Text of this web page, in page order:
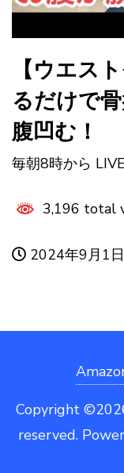
【ウエス
るだけで
腹凹む！
毎朝8時から
3,196 total
2024年9月1日
Copyright
reserved.